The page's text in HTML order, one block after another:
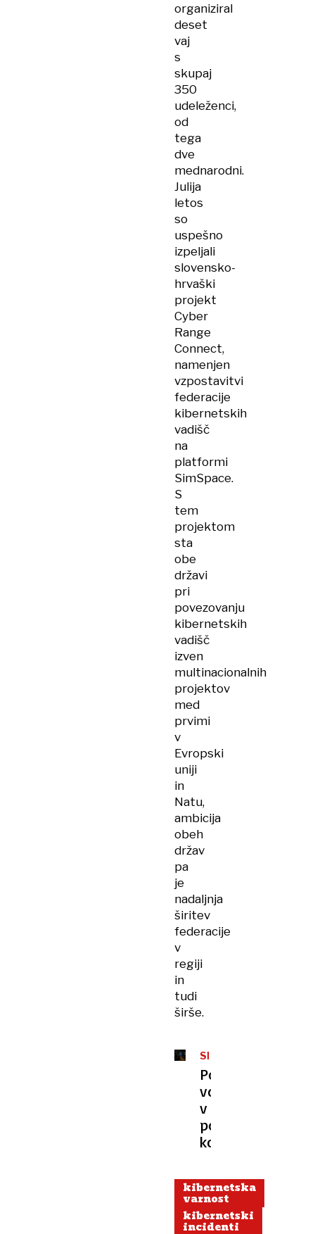
organiziral
deset
vaj
s
skupaj
350
udeleženci,
od
tega
dve
mednarodni.
Julija
letos
so
uspešno
izpeljali
slovensko-
hrvaški
projekt
Cyber
Range
Connect,
namenjen
vzpostavitvi
federacije
kibernetskih
vadišč
na
platformi
SimSpace.
S
tem
projektom
sta
obe
državi
pri
povezovanju
kibernetskih
vadišč
izven
multinacionalnih
projektov
med
prvimi
v
Evropski
uniji
in
Natu,
ambicija
obeh
držav
pa
je
nadaljnja
širitev
federacije
v
regiji
in
tudi
širše.
SI-
CERT
Porast
vdorov
v
poslovno
komunikacijo
kibernetska
varnost
kibernetski
incidenti